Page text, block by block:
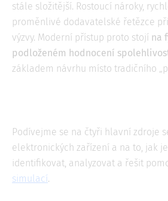
stále složitější. Rostoucí nároky,
proměnlivé dodavatelské řetězce
výzvy. Moderní přístup proto stojí na
podloženém hodnocení
základem návrhu místo tradičního
Podívejme se na čtyři hlavní zdroje
elektronických zařízení a na to, jak
identifikovat, analyzovat a řešit
simulací.